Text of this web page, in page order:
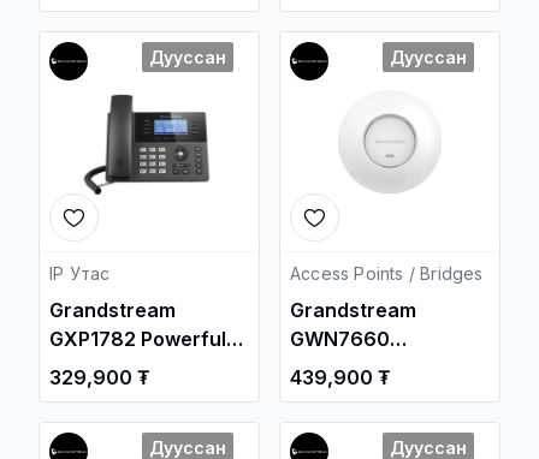
Дотуур Суурин
утас /
Суурин утас /
Дууссан
IP Утас
Grandstream
GXP1782 Powerful
Mid-range HD IP
Phone
329,900 ₮
Дууссан
Access Points / Bridges
Grandstream
GWN7660
Enterprise 802.11ax
WiFi-6 2x2:2 Access
Point
439,900 ₮
Дууссан Дууссан